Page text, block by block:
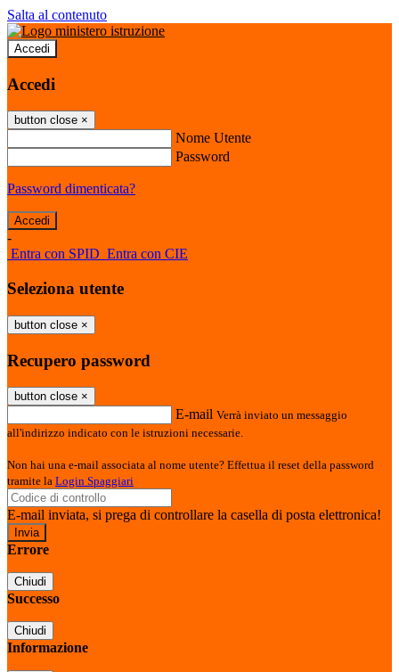
Salta al contenuto
Accedi
Accedi
button close ×
Nome Utente
Password
Password dimenticata?
-
Entra con SPID Entra con CIE
Seleziona utente
button close ×
Recupero password
button close ×
E-mail Verrà inviato un messaggio
all'indirizzo indicato con le istruzioni necessarie.
Non hai una e-mail associata al nome utente? Effettua il reset della password
tramite la Login Spaggiari
E-mail inviata, si prega di controllare la casella di posta elettronica!
Errore
Chiudi
Successo
Chiudi
Informazione